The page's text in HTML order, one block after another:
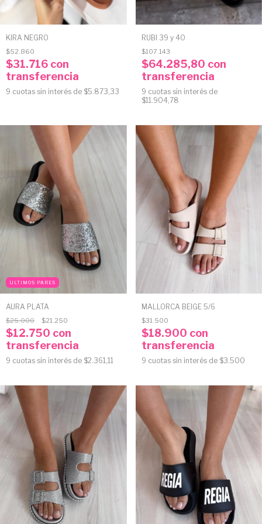
KIRA NEGRO
$52.860
$31.716 con
transferencia
9 cuotas sin interés de $5.873,33
RUBI 39 y 40
$107.143
$64.285,80 con
transferencia
9 cuotas sin interés de
$11.904,78
ULTIMOS PARES
AURA PLATA
$25.000 $21.250
$12.750 con
transferencia
9 cuotas sin interés de $2.361,11
MALLORCA BEIGE 5/6
$31.500
$18.900 con
transferencia
9 cuotas sin interés de $3.500